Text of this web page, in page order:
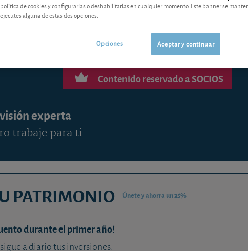
Contenido reservado a SOCIOS
experta
trabaje para ti
PATRIMONIO Únete y ahorra un 35%
durante el primer año!
a diario tus inversiones.
política de cookies y configurarlas o deshabilitarlas en cualquier momento. Este banner se
ejecutes alguna de estas dos opciones.
Aceptar y continuar
Opciones